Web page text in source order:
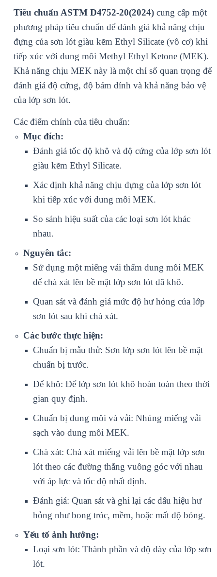
Tiêu chuẩn ASTM D4752-20(2024) cung cấp một
phương pháp tiêu chuẩn để đánh giá khả năng chịu
đựng của sơn lót giàu kẽm Ethyl Silicate (vô cơ) khi
tiếp xúc với dung môi Methyl Ethyl Ketone (MEK).
Khả năng chịu MEK này là một chỉ số quan trọng để
đánh giá độ cứng, độ bám dính và khả năng bảo vệ
của lớp sơn lót.
Các điểm chính của tiêu chuẩn:
Mục đích:
Đánh giá tốc độ khô và độ cứng của lớp sơn lót
giàu kẽm Ethyl Silicate.
Xác định khả năng chịu đựng của lớp sơn lót
khi tiếp xúc với dung môi MEK.
So sánh hiệu suất của các loại sơn lót khác
nhau.
Nguyên tắc:
Sử dụng một miếng vải thấm dung môi MEK
để chà xát lên bề mặt lớp sơn lót đã khô.
Quan sát và đánh giá mức độ hư hỏng của lớp
sơn lót sau khi chà xát.
Các bước thực hiện:
Chuẩn bị mẫu thử: Sơn lớp sơn lót lên bề mặt
chuẩn bị trước.
Để khô: Để lớp sơn lót khô hoàn toàn theo thời
gian quy định.
Chuẩn bị dung môi và vải: Nhúng miếng vải
sạch vào dung môi MEK.
Chà xát: Chà xát miếng vải lên bề mặt lớp sơn
lót theo các đường thẳng vuông góc với nhau
với áp lực và tốc độ nhất định.
Đánh giá: Quan sát và ghi lại các dấu hiệu hư
hỏng như bong tróc, mềm, hoặc mất độ bóng.
Yếu tố ảnh hưởng:
Loại sơn lót: Thành phần và độ dày của lớp sơn
lót.